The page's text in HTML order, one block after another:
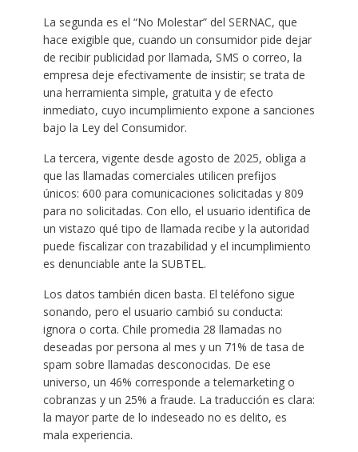
La segunda es el “No Molestar” del SERNAC, que
hace exigible que, cuando un consumidor pide dejar
de recibir publicidad por llamada, SMS o correo, la
empresa deje efectivamente de insistir; se trata de
una herramienta simple, gratuita y de efecto
inmediato, cuyo incumplimiento expone a sanciones
bajo la Ley del Consumidor.
La tercera, vigente desde agosto de 2025, obliga a
que las llamadas comerciales utilicen prefijos
únicos: 600 para comunicaciones solicitadas y 809
para no solicitadas. Con ello, el usuario identifica de
un vistazo qué tipo de llamada recibe y la autoridad
puede fiscalizar con trazabilidad y el incumplimiento
es denunciable ante la SUBTEL.
Los datos también dicen basta. El teléfono sigue
sonando, pero el usuario cambió su conducta:
ignora o corta. Chile promedia 28 llamadas no
deseadas por persona al mes y un 71% de tasa de
spam sobre llamadas desconocidas. De ese
universo, un 46% corresponde a telemarketing o
cobranzas y un 25% a fraude. La traducción es clara:
la mayor parte de lo indeseado no es delito, es
mala experiencia.